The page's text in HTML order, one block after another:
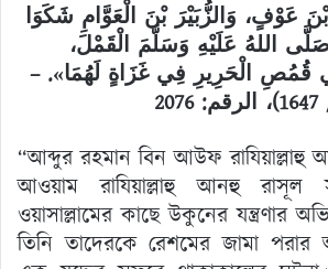
عَوْفٍ، وَالزُّبَيْرَ بْنَ الْعَوَّامِ شَكَوَا
اللهُ عَلَيْهِ وَسَلَّمَ الْقَمْلَ،
الْحَرِيرِ فِي غَزَاةٍ لَهُمَا». –
“আব্দুর রহমান বিন আউফ রাযিয়াল্লাহু
আওয়াম রাযিয়াল্লাহু আনহু রাসূল
ওয়াসাল্লামের কাছে উকুনের যন্ত্রণার
তিনি তাদেরকে রেশমের জামা